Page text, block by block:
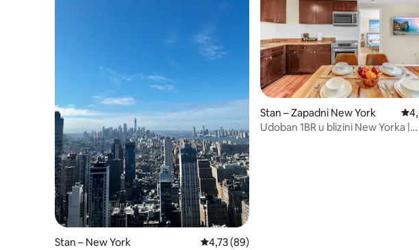
Stan – New York Prosječna ocjena: 4,73/5, recenzija: 89
4,73 (89)
Stan – Zapadni New York
Udoban 1BR u blizini New Yorka |